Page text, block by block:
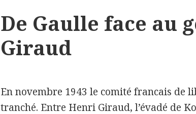
De Gaulle face au
Giraud
En novembre 1943 le comité francais de
tranché. Entre Henri Giraud, l’évadé de